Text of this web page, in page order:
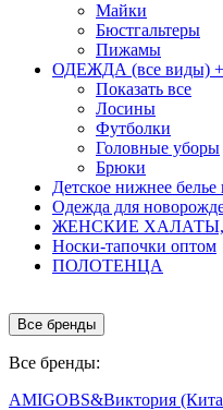
Майки
Бюстгальтеры
Пижамы
ОДЕЖДА (все виды) +
Показать все
Лосины
Футболки
Головные уборы
Брюки
Детское нижнее белье
Одежда для
ЖЕНСКИЕ
Носки-тапочки оптом
ПОЛОТЕНЦА
Все бренды
Все бренды:
AMIGOBS&Виктория